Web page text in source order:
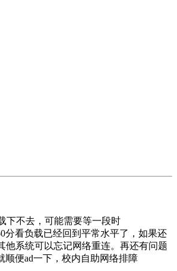
下不去，可能需要等一段时
分看负载已经回到平常水平了，如果还
他系统可以忘记网络重连。再还有问题
顺便ad一下，校内自助网络排障